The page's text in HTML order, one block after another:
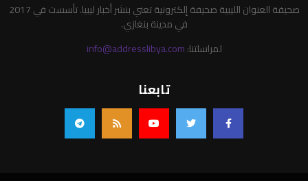
صحيفة العنوان الليبية صحيفة إلكترونية تعني بنشر أخبار ليبيا. تأسست في 2017
في مدينة بنغازي.
لمراسلتنا:info@addresslibya.com
تابعنا